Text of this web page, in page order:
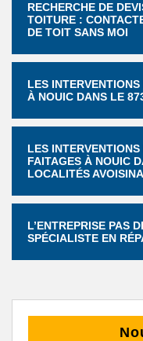
RECHERCHE DE
TOITURE :
DE TOIT SANS MOI
LES
À NOUIC DANS LE
LES
FAITAGES À NOUIC
LOCALITÉS
L’ENTREPRISE PAS
SPÉCIALISTE EN